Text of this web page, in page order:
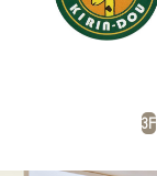
3F